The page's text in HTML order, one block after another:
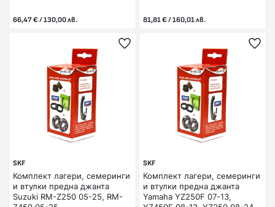
66,47 € / 130,00 лв. 81,81 € / 160,01 лв.
SKF
Комплект лагери, семеринги
и втулки предна джанта
Suzuki RM-Z250 05-25, RM-
SKF
Комплект лагери, семеринги
и втулки предна джанта
Yamaha YZ250F 07-13,